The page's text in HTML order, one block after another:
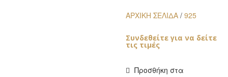
ΑΡΧΙΚΉ ΣΕΛΊΔΑ/ 925
Συνδεθείτε για να δείτε
τις τιμές
Προσθήκη στα